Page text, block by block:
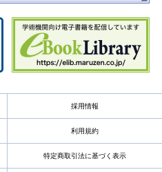
採用情報
利用規約
特定商取引法に基づく表示